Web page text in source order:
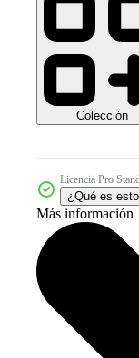
Colección
Licencia Pro
¿Qué es
Más información